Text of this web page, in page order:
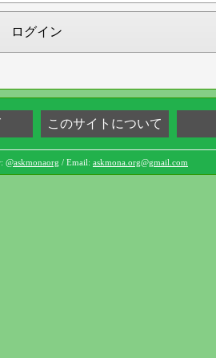
ログイン
このサイトについて
@askmonaorg / Email: askmona.org@gmail.com